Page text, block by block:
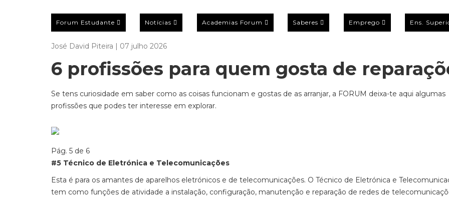
Forum Estudante Notícias Academias Forum Saberes Emprego Ens.
José David Piteira | 07 julho 2026
6 profissões para quem gosta de
Se tens curiosidade em saber como as coisas funcionam e gostas de as arranjar, a FORUM deixa-te aqui algumas
profissões que podes ter interesse em explorar.
Pág. 5 de 6
#5 Técnico de Eletrónica e Telecomunicações
Esta é para os amantes de aparelhos eletrónicos e de telecomunicações. O Técnico de Eletrónica e
tem como funções de atividade a instalação, configuração, manutenção e reparação de redes de